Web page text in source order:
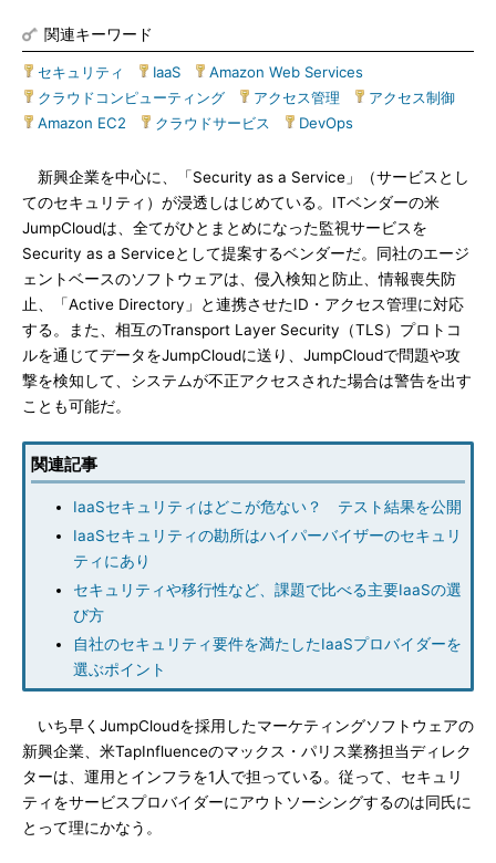
関連キーワード
セキュリティ IaaS Amazon Web Services
クラウドコンピューティング
アクセス管理 アクセス制御
Amazon EC2
クラウドサービス DevOps
新興企業を中心に、「Security as a Service」（サービスとし
てのセキュリティ）が浸透しはじめている。ITベンダーの米
JumpCloudは、全てがひとまとめになった監視サービスを
Security as a Serviceとして提案するベンダーだ。同社のエージ
ェントベースのソフトウェアは、侵入検知と防止、情報喪失防
止、「Active Directory」と連携させたID・アクセス管理に対応
する。また、相互のTransport Layer Security（TLS）プロトコ
ルを通じてデータをJumpCloudに送り、JumpCloudで問題や攻
撃を検知して、システムが不正アクセスされた場合は警告を出す
ことも可能だ。
関連記事
IaaSセキュリティはどこが危ない？ テスト結果を公開
IaaSセキュリティの勘所はハイパーバイザーのセキュリ
ティにあり
セキュリティや移行性など、課題で比べる主要IaaSの選
び方
自社のセキュリティ要件を満たしたIaaSプロバイダーを
選ぶポイント
いち早くJumpCloudを採用したマーケティングソフトウェアの
新興企業、米TapInfluenceのマックス・パリス業務担当ディレク
ターは、運用とインフラを1人で担っている。従って、セキュリ
ティをサービスプロバイダーにアウトソーシングするのは同氏に
とって理にかなう。